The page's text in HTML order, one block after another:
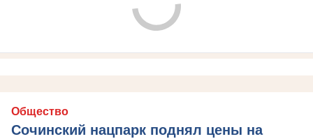
Общество
Сочинский нацпарк поднял цены на